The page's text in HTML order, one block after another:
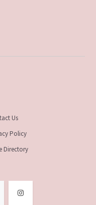
Us
Policy
Directory